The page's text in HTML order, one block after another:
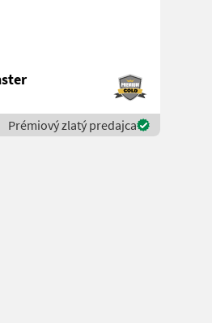
Prémiový zlatý predajca